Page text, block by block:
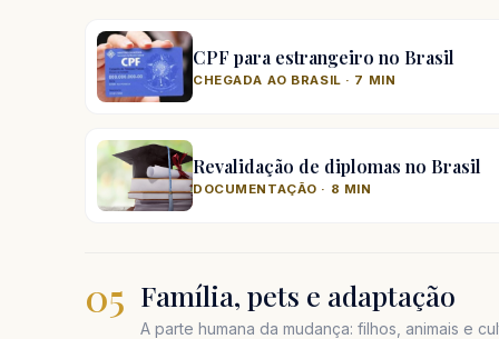
CPF para estrangeiro no Brasil
CHEGADA AO BRASIL · 7 MIN
Revalidação de diplomas no Brasil
DOCUMENTAÇÃO · 8 MIN
05 Família, pets e adaptação
A parte humana da mudança: filhos, animais e